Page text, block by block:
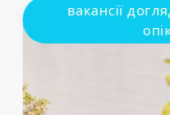
вакансії